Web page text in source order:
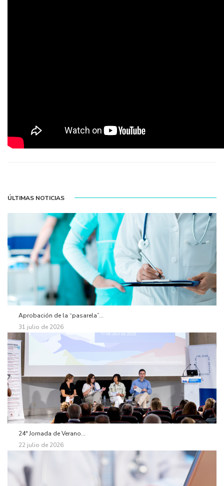
ÚLTIMAS NOTICIAS
Aprobación de la “pasarela”...
31 julio de 2026
24ª Jornada de Verano...
22 julio de 2026